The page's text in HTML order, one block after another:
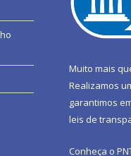
Muito mais
Realizamos
garantimos
leis de
Conheça o